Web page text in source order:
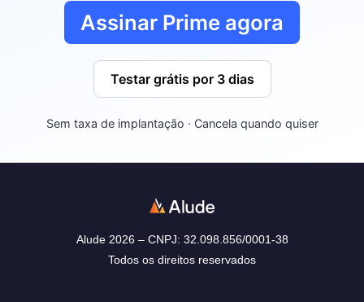
Assinar Prime agora
Testar grátis por 3 dias
Sem taxa de implantação · Cancela quando quiser
Alude 2026 – CNPJ: 32.098.856/0001-38
Todos os direitos reservados